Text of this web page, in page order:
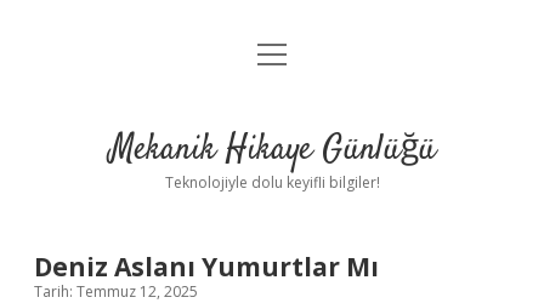
Anasayfa
Yasal Uyarı
menüyü
Mekanik Hikaye Günlüğü
Teknolojiyle dolu keyifli bilgiler!
Deniz Aslanı Yumurtlar Mı
Tarih: Temmuz 12, 2025